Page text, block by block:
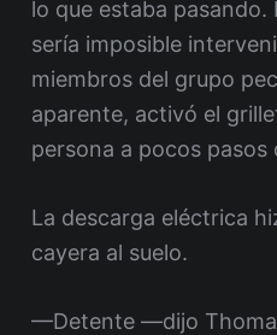
lo que estaba pasando.
sería imposible
miembros del grupo
aparente, activó el
persona a pocos pasos
La descarga eléctrica
cayera al suelo.
—Detente —dijo